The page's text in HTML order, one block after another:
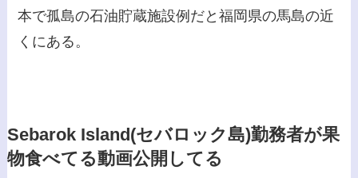
本で孤島の石油貯蔵施設例だと福岡県の馬島の近
くにある。
Sebarok Island(セバロック島)勤務者が果
物食べてる動画公開してる